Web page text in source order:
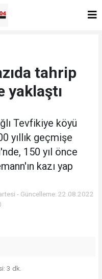
tahrip
yaklaştı
Tevfikiye köyü
yıllık geçmişe
150 yıl önce
kazı yap
- Güncelleme: 22.08.2022
3 dk.